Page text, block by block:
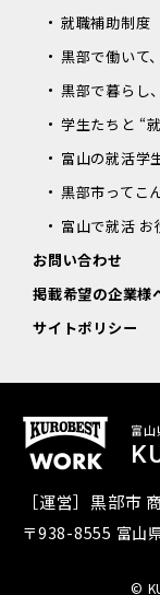
就職補助制度
黒部で働いて
黒部で暮らし
学生たちと “
富山の就活学
黒部市ってこ
富山で就活 お
お問い合わせ
掲載希望の企業様
サイトポリシー
富山
［運営］黒部市
〒938-8555 富山
©